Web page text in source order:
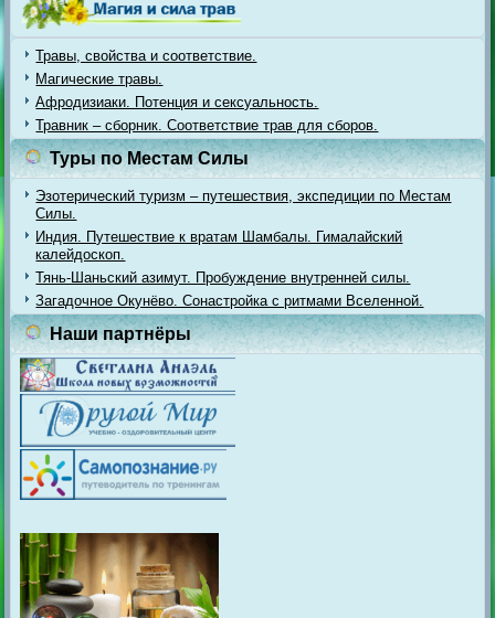
Травы, свойства и соответствие.
Магические травы.
Афродизиаки. Потенция и сексуальность.
Травник – сборник. Соответствие трав для сборов.
Туры по Местам Силы
Эзотерический туризм – путешествия, экспедиции по Местам
Силы.
Индия. Путешествие к вратам Шамбалы. Гималайский
калейдоскоп.
Тянь-Шаньский азимут. Пробуждение внутренней силы.
Загадочное Окунёво. Сонастройка с ритмами Вселенной.
Наши партнёры